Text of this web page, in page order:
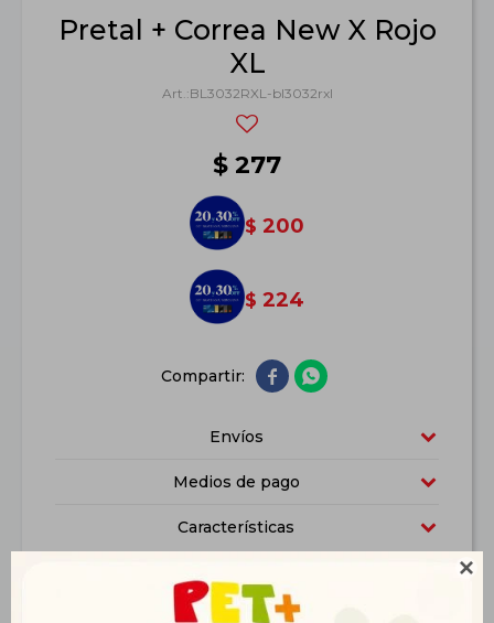

Pretal + Correa New X Rojo
XL
BL3032RXL-bl3032rxl
$ 277
$ 200
$ 224
 
Envíos
Medios de pago
Características